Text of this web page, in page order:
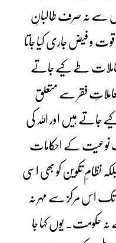
سے نہ صرف طالبانِ
و فیض جاری کیا جاتا
طے کیے جاتے
فقر سے متعلق
جاتے ہیں اور اللہ کی
نوعیت کے احکامات
نظامِ تکوین کو بھی اسی
اس مرکز سے مہر نہ
نہ حکومت۔ یوں کہا جا